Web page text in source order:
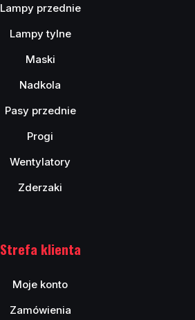
Lampy przednie
Lampy tylne
Maski
Nadkola
Pasy przednie
Progi
Wentylatory
Zderzaki
Strefa klienta
Moje konto
Zamówienia